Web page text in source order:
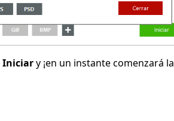
Iniciary ¡en un instante comenzará la